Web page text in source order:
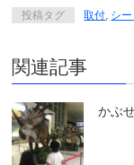
投稿タグ 取付, シ
関連記事
かぶ